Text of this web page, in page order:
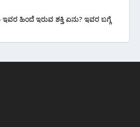
ಹಿಂದೆ ಇರುವ ಶಕ್ತಿ ಏನು? ಇವರ ಬಗ್ಗೆ